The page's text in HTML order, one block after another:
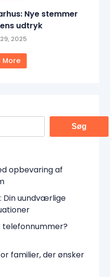
Nye stemmer
udtryk
2025
More
Søg
opbevaring af
Din uundværlige
telefonnummer?
familier, der ønsker